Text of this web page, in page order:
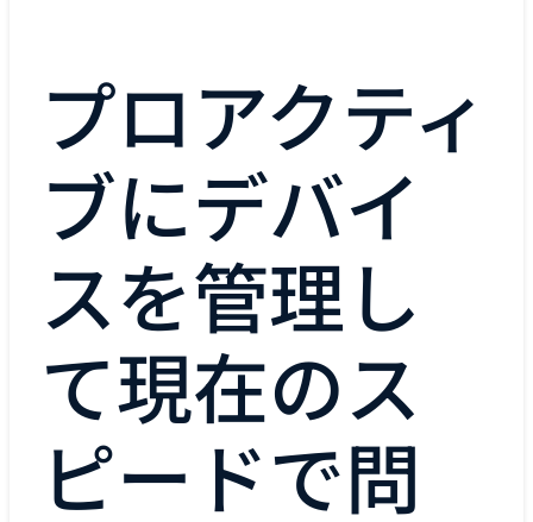
プロアクティ
ブにデバイ
スを管理し
て現在のス
ピードで問